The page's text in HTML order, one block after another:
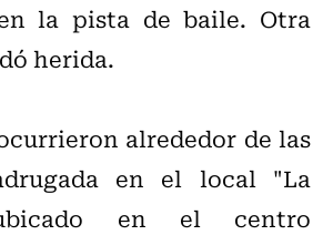
la pista de baile. Otra
herida.
alrededor de las
en el local "La
en el centro